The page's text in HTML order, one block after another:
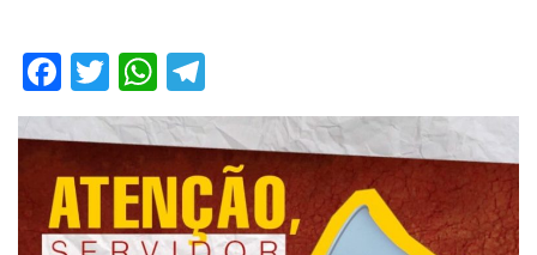
Facebook
TwitterWhatsApp